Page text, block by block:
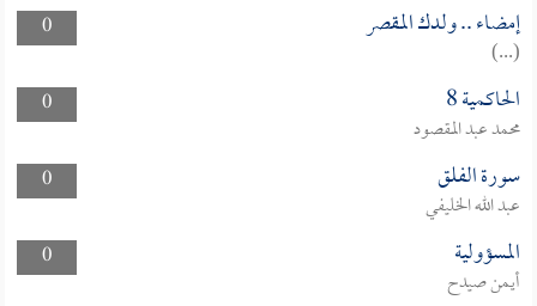
0
إمضاء .. ولدك المقصر
(...)
0
الحاكمية 8
محمد عبد المقصود
0
سورة الفلق
عبد الله الخليفي
0
المسؤولية
أيمن صيدح